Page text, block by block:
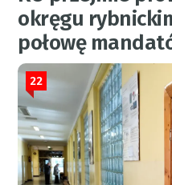
okręgu
połowę
22